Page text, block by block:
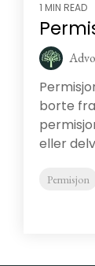
1 MIN READ
borte
eller
Permisjon